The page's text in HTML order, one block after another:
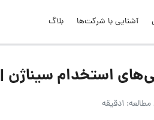
آشنایی با شرکت‌ها بلاگ
سیناژن | 16 اردیبهشت 1405
1دقیقه